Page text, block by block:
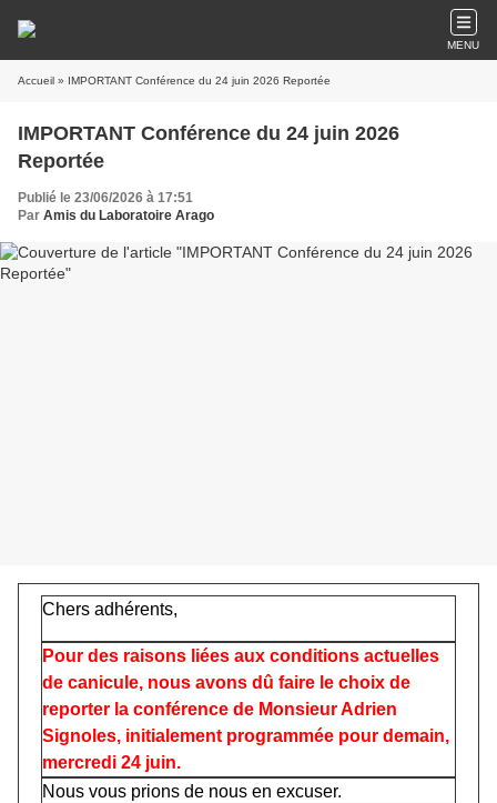
MENU
Accueil » IMPORTANT Conférence du 24 juin 2026 Reportée
IMPORTANT Conférence du 24 juin 2026
Reportée
Publié le 23/06/2026 à 17:51
Par Amis du Laboratoire Arago
Chers adhérents,
Pour des raisons liées aux conditions actuelles
de canicule, nous avons dû faire le choix de
reporter la conférence de Monsieur Adrien
Signoles, initialement programmée pour demain,
mercredi 24 juin.
Nous vous prions de nous en excuser.